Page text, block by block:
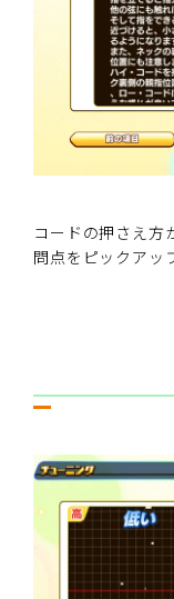
コードの押さえ方
問点をピックアッ